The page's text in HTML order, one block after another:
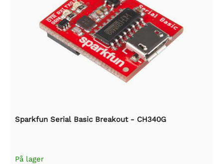
Sparkfun Serial Basic Breakout - CH340G
På lager